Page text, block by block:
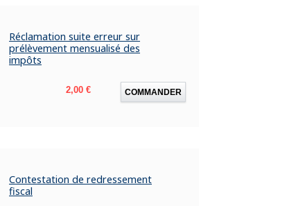
Réclamation suite erreur sur
prélèvement mensualisé des
impôts
Prix
2,00 € COMMANDER
Contestation de redressement
fiscal